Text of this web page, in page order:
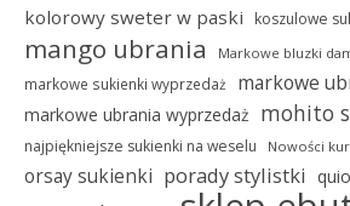
kolorowy sweter w paski koszulowe
mango ubrania Markowe bluzki
markowe sukienki wyprzedaż markowe
markowe ubrania wyprzedaż mohito
najpiękniejsze sukienki na weselu Nowości
orsay sukienki porady stylistki